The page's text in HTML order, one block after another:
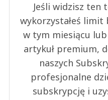
Jeśli widzisz ten
wykorzystałeś limit
w tym miesiącu
artykuł premium,
naszych
profesjonalne
subskrypcję i